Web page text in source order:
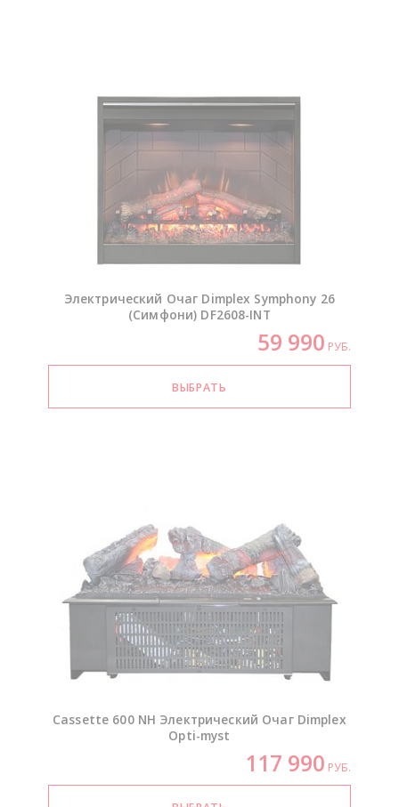
Электрический Очаг Dimplex Symphony 26
(Симфони) DF2608-INT
59 990 РУБ.
Cassette 600 NH Электрический Очаг Dimplex
Opti-myst
117 990 РУБ.